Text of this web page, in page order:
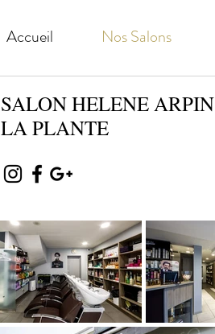
Accueil Nos Salons
SALON HELENE ARPIN
LA PLANTE